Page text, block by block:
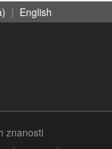
| English
znanosti